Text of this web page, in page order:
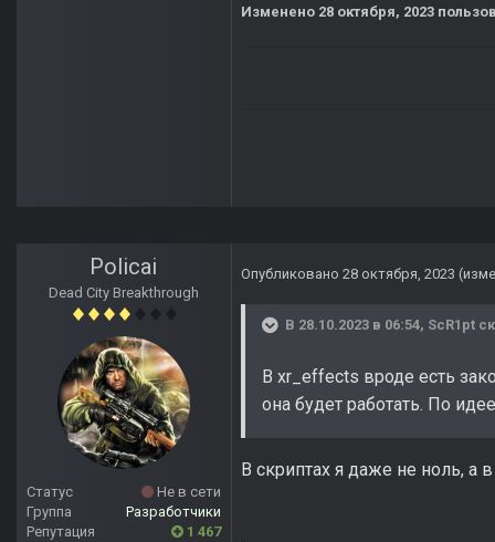
Изменено 28 октября, 2023
Policai
Dead City Breakthrough
Статус
Не в сети
Группа
Разработчики
Репутация
1 467
Опубликовано 28 октября, 2023
В 28.10.2023 в 06:54, ScR1pt
В xr_effects вроде есть
она будет работать. По
В скриптах я даже не ноль, а